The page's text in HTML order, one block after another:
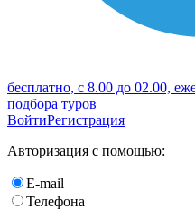
бесплатно, с 8.00 до 02.00,
подбора туров
ВойтиРегистрация
Авторизация с помощью:
E-mail
Телефона